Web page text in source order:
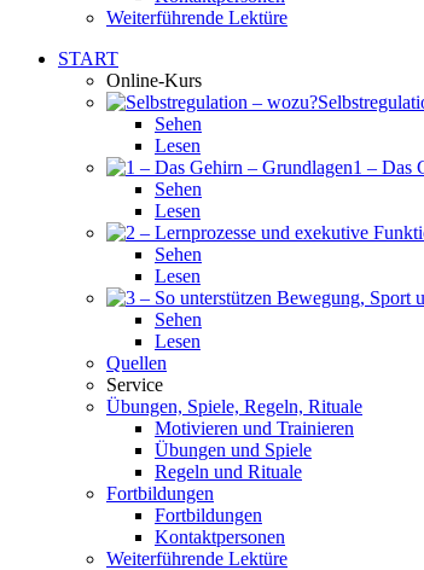
Weiterführende Lektüre
START
Online-Kurs
Sehen
Lesen
1 – Das
Sehen
Lesen
Sehen
Lesen
Sehen
Lesen
Quellen
Service
Übungen, Spiele, Regeln, Rituale
Motivieren und Trainieren
Übungen und Spiele
Regeln und Rituale
Fortbildungen
Fortbildungen
Kontaktpersonen
Weiterführende Lektüre